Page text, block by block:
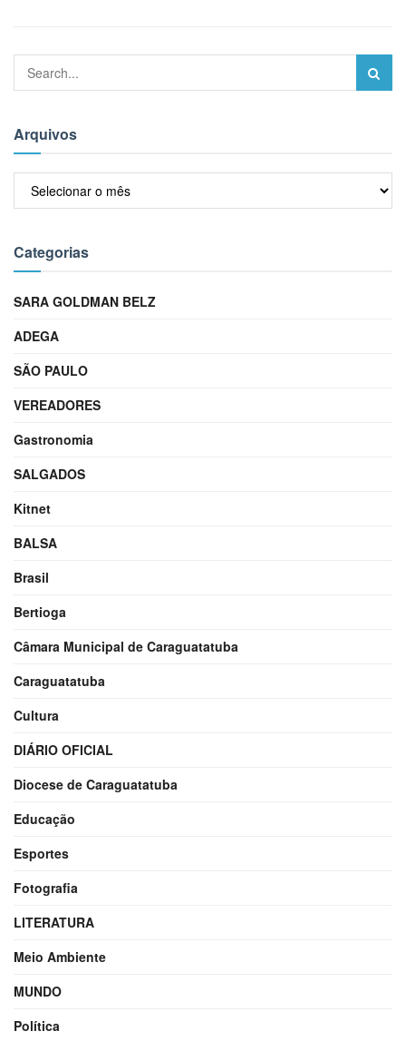
Arquivos
Categorias
SARA GOLDMAN BELZ
ADEGA
SÃO PAULO
VEREADORES
Gastronomia
SALGADOS
Kitnet
BALSA
Brasil
Bertioga
Câmara Municipal de Caraguatatuba
Caraguatatuba
Cultura
DIÁRIO OFICIAL
Diocese de Caraguatatuba
Educação
Esportes
Fotografia
LITERATURA
Meio Ambiente
MUNDO
Política